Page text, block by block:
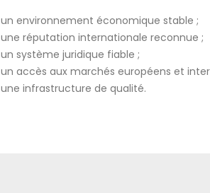
un environnement économique stable ;
une réputation internationale reconnue ;
un système juridique fiable ;
un accès aux marchés européens et
une infrastructure de qualité.